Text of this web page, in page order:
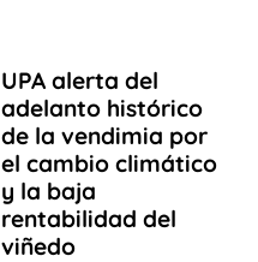
UPA alerta del
adelanto histórico
de la vendimia por
el cambio climático
y la baja
rentabilidad del
viñedo